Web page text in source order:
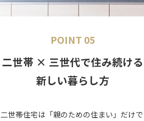
POINT 05
二世帯 × 三世代で住み続ける
新しい暮らし方
二世帯住宅は「親のための住まい」だけで